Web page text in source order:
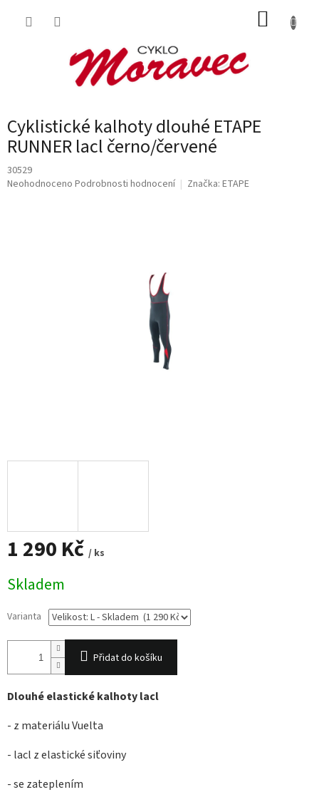
Cyklistické kalhoty dlouhé ETAPE
RUNNER lacl černo/červené
30529
Průměrné
Neohodnoceno Podrobnosti hodnocení Značka: ETAPE
1 290 Kč / ks
cena:
Skladem
Varianta
Přidat do košíku
Dlouhé elastické kalhoty lacl
- z materiálu Vuelta
- lacl z elastické siťoviny
- se zateplením